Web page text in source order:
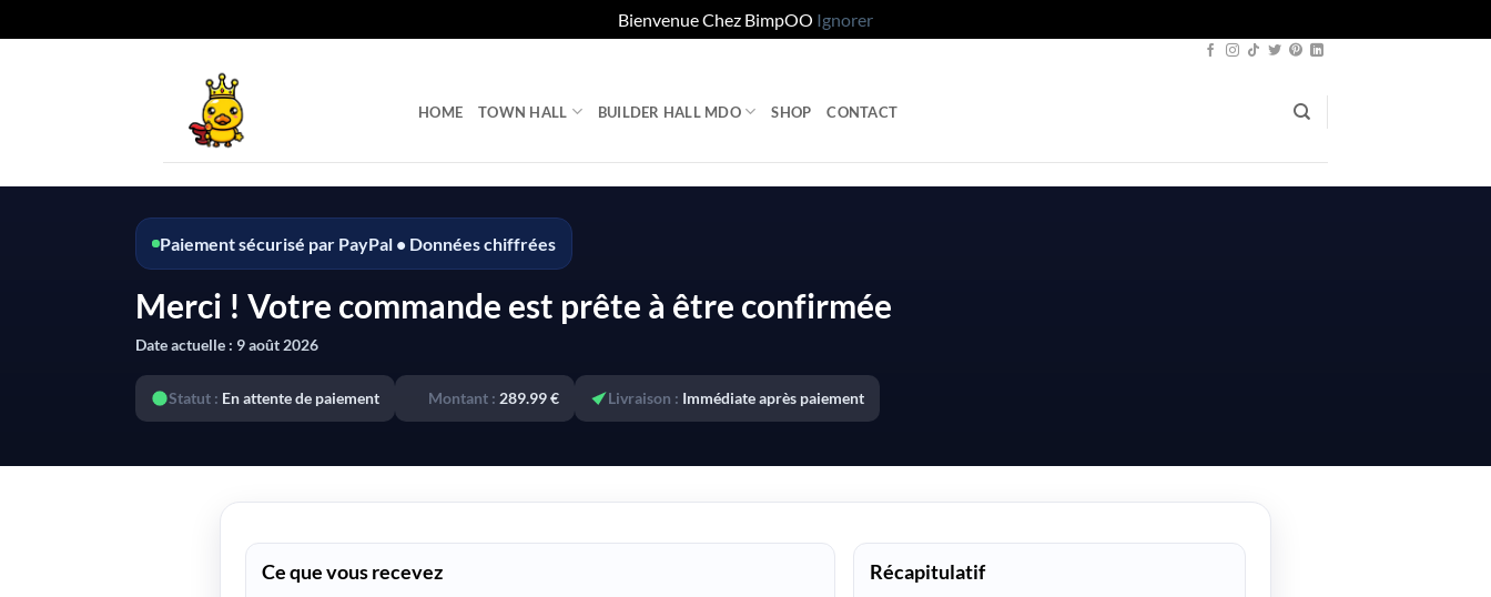
Bienvenue Chez BimpOO Ignorer
HOME TOWN HALL BUILDER HALL MDO SHOP CONTACT
Paiement sécurisé par PayPal • Données chiffrées
Merci ! Votre commande est prête à être confirmée
Date actuelle : 9 août 2026
Statut : En attente de paiement Montant : 289.99 € Livraison : Immédiate après paiement
Ce que vous recevez Récapitulatif